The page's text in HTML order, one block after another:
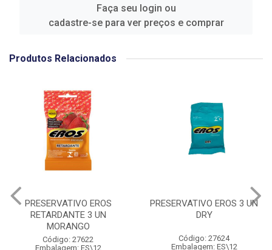
Faça seu login ou
cadastre-se para ver preços e comprar
Produtos Relacionados
PRESERVATIVO EROS
RETARDANTE 3 UN
MORANGO
Código: 27622
Embalagem: ES\12
PRESERVATIVO EROS 3 UN
DRY
Código: 27624
Embalagem: ES\12